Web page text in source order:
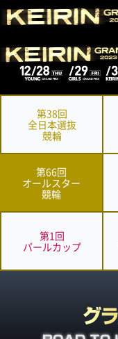
第38回
全日本選抜
競輪
第66回
オールスター
競輪
第1回
パールカップ